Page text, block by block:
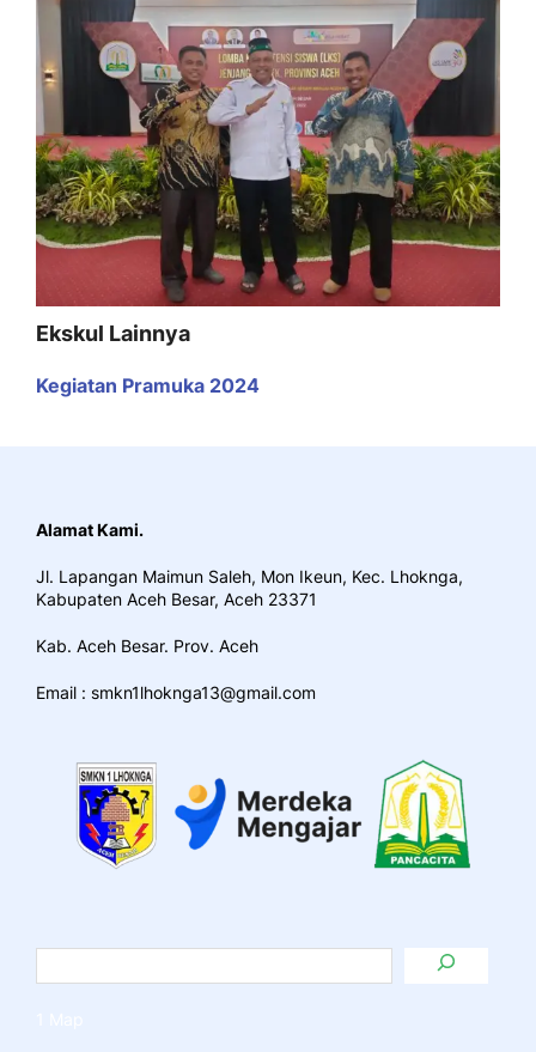
Ekskul Lainnya
Kegiatan Pramuka 2024
Alamat Kami.
Jl. Lapangan Maimun Saleh, Mon Ikeun, Kec. Lhoknga,
Kabupaten Aceh Besar, Aceh 23371
Kab. Aceh Besar. Prov. Aceh
Email : smkn1lhoknga13@gmail.com